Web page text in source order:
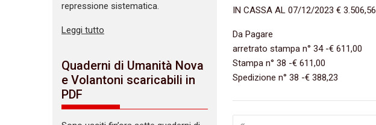
IN CASSA AL 07/12/2023 € 3.506,56
Da Pagare
arretrato stampa n° 34 -€ 611,00
Stampa n° 38 -€ 611,00
Spedizione n° 38 -€ 388,23
Navigazione
repressione sistematica.
Leggi tutto
Quaderni di Umanità Nova
e Volantoni scaricabili in
PDF